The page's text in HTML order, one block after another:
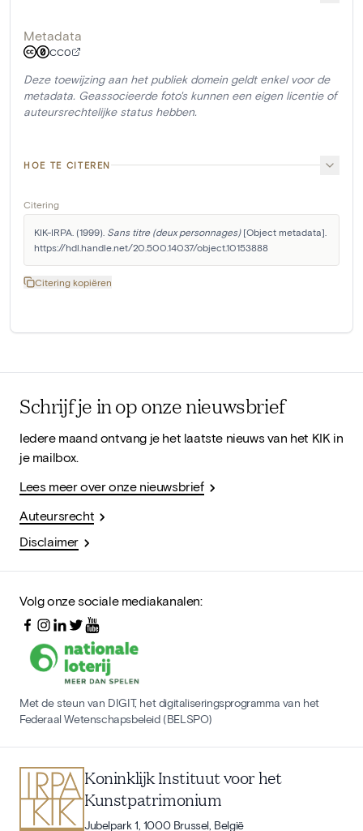
Metadata
CC0
Deze toewijzing aan het publiek domein geldt enkel voor de
metadata. Geassocieerde foto's kunnen een eigen licentie of
auteursrechtelijke status hebben.
HOE TE CITEREN
Citering
KIK-IRPA. (1999). Sans titre (deux personnages) [Object metadata].
https://hdl.handle.net/20.500.14037/object.10153888
Citering kopiëren
Schrijf je in op onze nieuwsbrief
Iedere maand ontvang je het laatste nieuws van het KIK in
je mailbox.
Lees meer over onze nieuwsbrief
Auteursrecht
Disclaimer
Volg onze sociale mediakanalen:
Met de steun van DIGIT, het digitaliseringsprogramma van het
Federaal Wetenschapsbeleid (BELSPO)
Koninklijk Instituut voor het
Kunstpatrimonium
Jubelpark 1, 1000 Brussel, België